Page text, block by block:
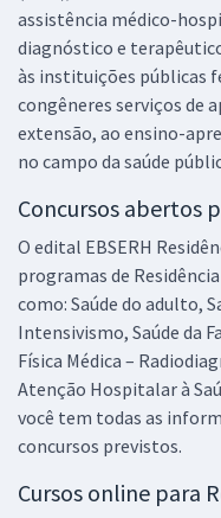
assistência médico-
diagnóstico e
às instituições públicas
congêneres serviços de
extensão, ao ensino-
no campo da saúde
Concursos abertos
O edital EBSERH
programas de
como: Saúde do adulto,
Intensivismo, Saúde da
Física Médica –
Atenção Hospitalar à
você tem todas as
concursos previstos.
Cursos online para